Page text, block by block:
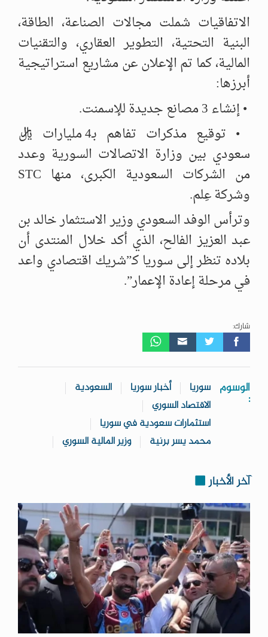
الاتفاقيات شملت مجالات الصناعة، الطاقة،
البنية التحتية، التطوير العقاري، والتقنيات
المالية، كما تم الإعلان عن مشاريع استراتيجية
أبرزها:
• إنشاء 3 مصانع جديدة للإسمنت.
• توقيع مذكرات تفاهم بـ4 مليارات ريال
سعودي بين وزارة الاتصالات السورية وعدد
من الشركات السعودية الكبرى، منها STC
وشركة عِلم.
وترأس الوفد السعودي وزير الاستثمار خالد بن
عبد العزيز الفالح، الذي أكد خلال المنتدى أن
بلاده تنظر إلى سوريا كـ”شريك اقتصادي واعد
في مرحلة إعادة الإعمار”.
شارك:
الوسوم
:
سوريا أخبار سوريا
السعودية
الاقتصاد السوري
استثمارات سعودية في سوريا
محمد يسر برنية
وزير المالية السوري
آخر الأخبار